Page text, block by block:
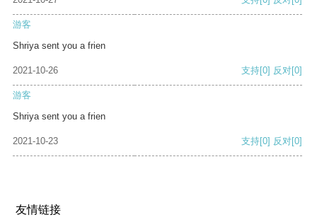
游客
Shriya sent you a frien
2021-10-26 支持[0] 反对[0]
游客
Shriya sent you a frien
2021-10-23 支持[0] 反对[0]
友情链接